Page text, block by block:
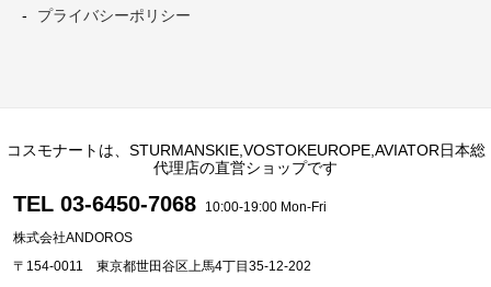
プライバシーポリシー
コスモナートは、STURMANSKIE,VOSTOKEUROPE,AVIATOR日本総
代理店の直営ショップです
TEL 03-6450-7068
10:00-19:00 Mon-Fri
株式会社ANDOROS
〒154-0011 東京都世田谷区上馬4丁目35-12-202